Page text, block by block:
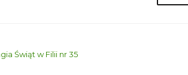
Świąt w Filii nr 35